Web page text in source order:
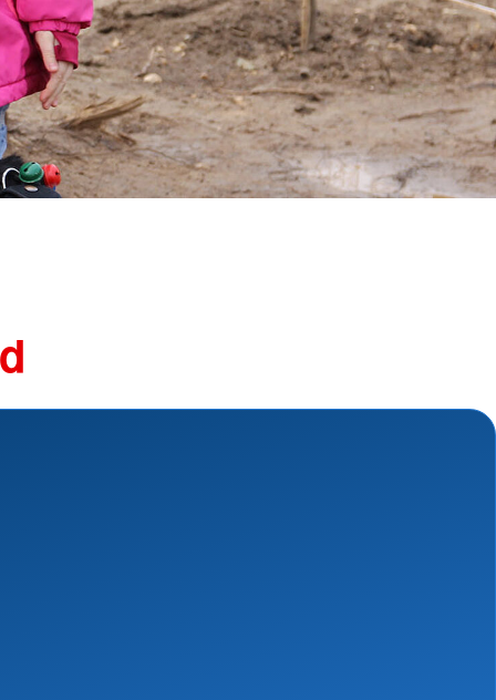
Perspektivberatung
Schutz und Rettung
Bergwacht
Betreuungsdienst
Blutspende
Kreisauskunftsbüro
Kriseninterventionsdienst
Rettungsdienst